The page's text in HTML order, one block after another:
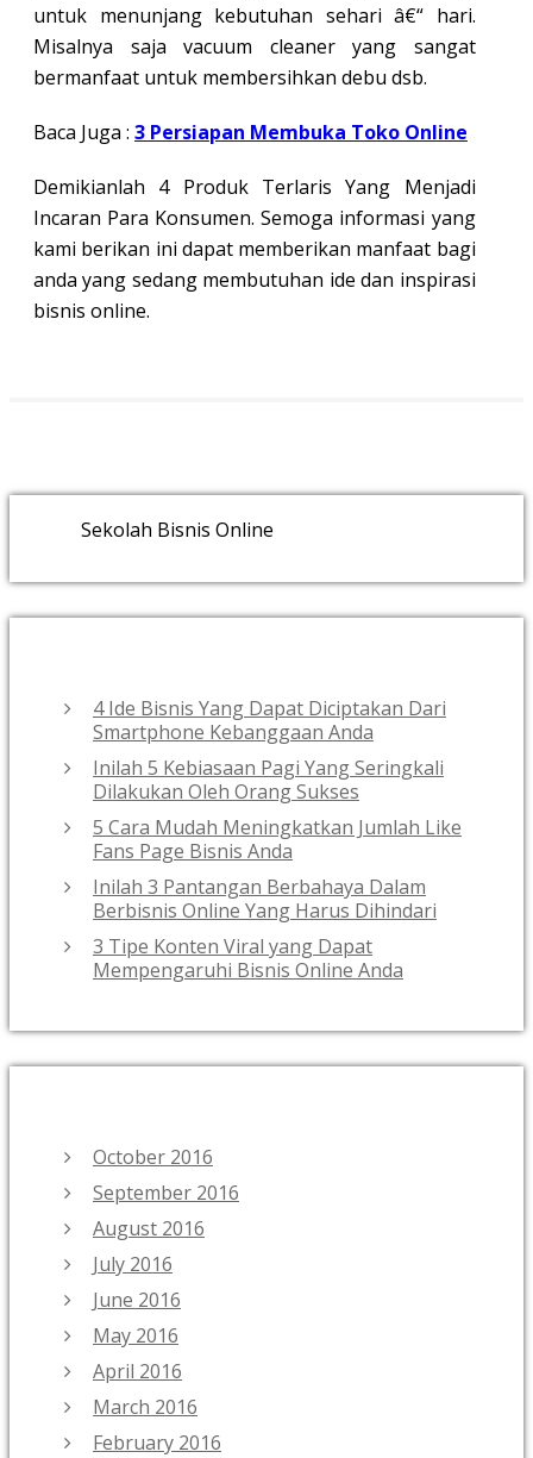
untuk menunjang kebutuhan sehari â€“ hari.
Misalnya saja vacuum cleaner yang sangat
bermanfaat untuk membersihkan debu dsb.
Baca Juga : 3 Persiapan Membuka Toko Online
Demikianlah 4 Produk Terlaris Yang Menjadi
Incaran Para Konsumen. Semoga informasi yang
kami berikan ini dapat memberikan manfaat bagi
anda yang sedang membutuhan ide dan inspirasi
bisnis online.
Sekolah Bisnis Online
4 Ide Bisnis Yang Dapat Diciptakan Dari
Smartphone Kebanggaan Anda
Inilah 5 Kebiasaan Pagi Yang Seringkali
Dilakukan Oleh Orang Sukses
5 Cara Mudah Meningkatkan Jumlah Like
Fans Page Bisnis Anda
Inilah 3 Pantangan Berbahaya Dalam
Berbisnis Online Yang Harus Dihindari
3 Tipe Konten Viral yang Dapat
Mempengaruhi Bisnis Online Anda
October 2016
September 2016
August 2016
July 2016
June 2016
May 2016
April 2016
March 2016
February 2016